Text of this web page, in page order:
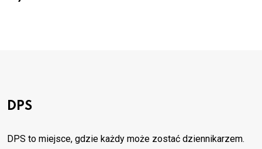
DPS
DPS to miejsce, gdzie każdy może zostać dziennikarzem.